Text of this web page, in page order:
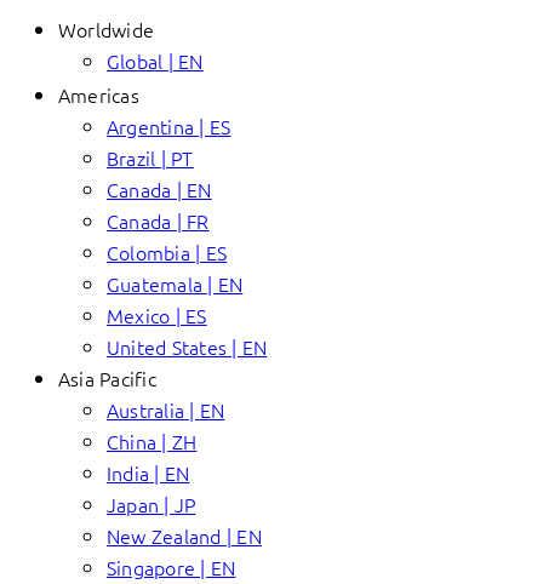
Worldwide
Global | EN
Americas
Argentina | ES
Brazil | PT
Canada | EN
Canada | FR
Colombia | ES
Guatemala | EN
Mexico | ES
United States | EN
Asia Pacific
Australia | EN
China | ZH
India | EN
Japan | JP
New Zealand | EN
Singapore | EN